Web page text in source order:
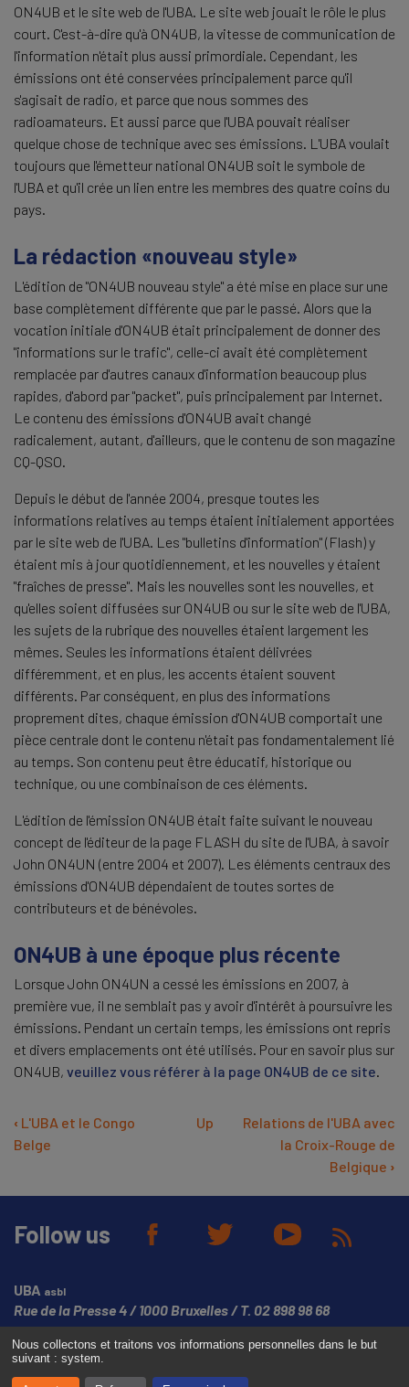
Nous collectons et traitons vos informations personnelles dans le but
suivant : system.
ON4UB et le site web de l'UBA. Le site web jouait le rôle le plus
court. C'est-à-dire qu'à ON4UB, la vitesse de communication de
l'information n'était plus aussi primordiale. Cependant, les
émissions ont été conservées principalement parce qu'il
s'agisait de radio, et parce que nous sommes des
radioamateurs. Et aussi parce que l'UBA pouvait réaliser
quelque chose de technique avec ses émissions. L'UBA voulait
toujours que l'émetteur national ON4UB soit le symbole de
l'UBA et qu'il crée un lien entre les membres des quatre coins du
pays.
La rédaction «nouveau style»
L'édition de "ON4UB nouveau style" a été mise en place sur une
base complètement différente que par le passé. Alors que la
vocation initiale d'ON4UB était principalement de donner des
"informations sur le trafic", celle-ci avait été complètement
remplacée par d'autres canaux d'information beaucoup plus
rapides, d'abord par "packet", puis principalement par Internet.
Le contenu des émissions d'ON4UB avait changé
radicalement, autant, d'ailleurs, que le contenu de son magazine
CQ-QSO.
Depuis le début de l'année 2004, presque toutes les
informations relatives au temps étaient initialement apportées
par le site web de l'UBA. Les "bulletins d'information" (Flash) y
étaient mis à jour quotidiennement, et les nouvelles y étaient
"fraîches de presse". Mais les nouvelles sont les nouvelles, et
qu'elles soient diffusées sur ON4UB ou sur le site web de l'UBA,
les sujets de la rubrique des nouvelles étaient largement les
mêmes. Seules les informations étaient délivrées
différemment, et en plus, les accents étaient souvent
différents. Par conséquent, en plus des informations
proprement dites, chaque émission d'ON4UB comportait une
pièce centrale dont le contenu n'était pas fondamentalement lié
au temps. Son contenu peut être éducatif, historique ou
technique, ou une combinaison de ces éléments.
L'édition de l'émission ON4UB était faite suivant le nouveau
concept de l'éditeur de la page FLASH du site de l'UBA, à savoir
John ON4UN (entre 2004 et 2007). Les éléments centraux des
émissions d'ON4UB dépendaient de toutes sortes de
contributeurs et de bénévoles.
ON4UB à une époque plus récente
Lorsque John ON4UN a cessé les émissions en 2007, à
première vue, il ne semblait pas y avoir d'intérêt à poursuivre les
émissions. Pendant un certain temps, les émissions ont repris
et divers emplacements ont été utilisés. Pour en savoir plus sur
ON4UB, veuillez vous référer à la page ON4UB de ce site.
Book
traversal
ON4UB,
station
van
de
‹ L'UBA et le Congo
Belge
Up
Relations de l'UBA avec
la Croix-Rouge de
Belgique ›
Follow us
UBA asbl
Rue de la Presse 4 1000 Bruxelles T. 02 898 98 68
© Copyright UBA 2026